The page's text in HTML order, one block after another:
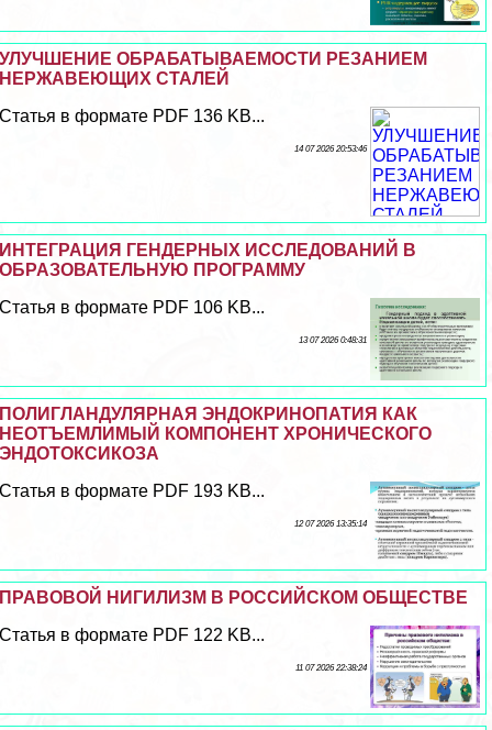
УЛУЧШЕНИЕ ОБРАБАТЫВАЕМОСТИ РЕЗАНИЕМ
НЕРЖАВЕЮЩИХ СТАЛЕЙ
Статья в формате PDF 136 KB...
14 07 2026 20:53:46
ИНТЕГРАЦИЯ ГЕНДЕРНЫХ ИССЛЕДОВАНИЙ В
ОБРАЗОВАТЕЛЬНУЮ ПРОГРАММУ
Статья в формате PDF 106 KB...
13 07 2026 0:48:31
ПОЛИГЛАНДУЛЯРНАЯ ЭНДОКРИНОПАТИЯ КАК
НЕОТЪЕМЛИМЫЙ КОМПОНЕНТ ХРОНИЧЕСКОГО
ЭНДОТОКСИКОЗА
Статья в формате PDF 193 KB...
12 07 2026 13:35:14
ПРАВОВОЙ НИГИЛИЗМ В РОССИЙСКОМ ОБЩЕСТВЕ
Статья в формате PDF 122 KB...
11 07 2026 22:38:24